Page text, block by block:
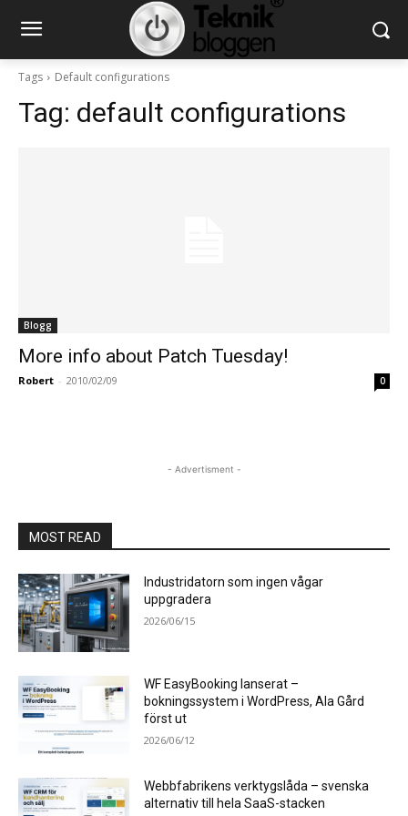
Tags Default configurations
Tag: default configurations
Blogg
More info about Patch Tuesday!
Robert - 2010/02/09 0
- Advertisment -
MOST READ
Industridatorn som ingen vågar
uppgradera
2026/06/15
WF EasyBooking lanserat –
bokningssystem i WordPress, Ala Gård
först ut
2026/06/12
Webbfabrikens verktygslåda – svenska
alternativ till hela SaaS-stacken